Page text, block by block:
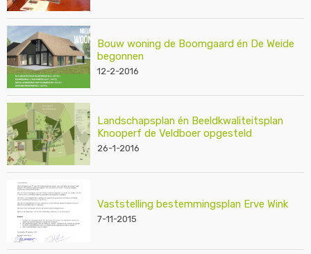
Bouw woning de Boomgaard én De Weide
begonnen
12-2-2016
Landschapsplan én Beeldkwaliteitsplan
Knooperf de Veldboer opgesteld
26-1-2016
Vaststelling bestemmingsplan Erve Wink
7-11-2015